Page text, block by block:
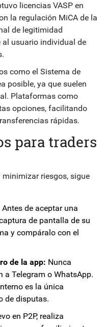
licencias VASP en
la regulación MiCA de la
de legitimidad
al usuario individual de
como el Sistema de
posible, ya que suelen
Plataformas como
opciones, facilitando
rápidas.
para traders
riesgos, sigue
Antes de aceptar una
de pantalla de su
y compáralo con el
de la app: Nunca
a Telegram o WhatsApp.
es la única
de disputas.
en P2P, realiza